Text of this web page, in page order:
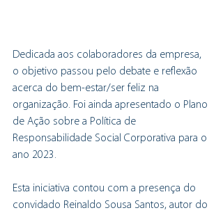
Dedicada aos colaboradores da empresa,
o objetivo passou pelo debate e reflexão
acerca do bem-estar/ser feliz na
organização. Foi ainda apresentado o Plano
de Ação sobre a Política de
Responsabilidade Social Corporativa para o
ano 2023.
Esta iniciativa contou com a presença do
convidado Reinaldo Sousa Santos, autor do